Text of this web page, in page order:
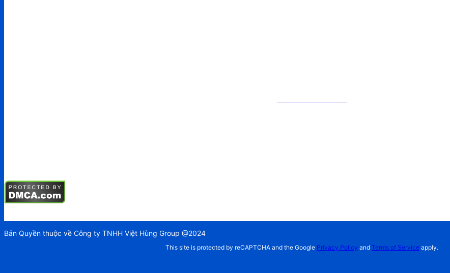
Bản Quyền thuộc về Công ty TNHH Việt Hùng Group @2024
This site is protected by reCAPTCHA and the Google Privacy Policy and Terms of Service apply.